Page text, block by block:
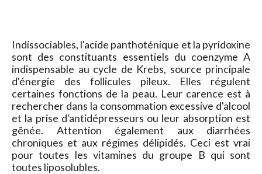
Indissociables, l'acide panthoténique et la pyridoxine
sont des constituants essentiels du coenzyme A
indispensable au cycle de Krebs, source principale
d'énergie des follicules pileux. Elles régulent
certaines fonctions de la peau. Leur carence est à
rechercher dans la consommation excessive d'alcool
et la prise d'antidépresseurs ou leur absorption est
gênée. Attention également aux diarrhées
chroniques et aux régimes délipidés. Ceci est vrai
pour toutes les vitamines du groupe B qui sont
toutes liposolubles.